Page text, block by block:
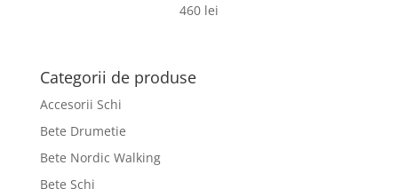
460 lei
Categorii de produse
Accesorii Schi
Bete Drumetie
Bete Nordic Walking
Bete Schi